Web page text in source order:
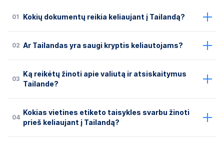
01 Kokių dokumentų reikia keliaujant į Tailandą?
02 Ar Tailandas yra saugi kryptis keliautojams?
03
Ką reikėtų žinoti apie valiutą ir atsiskaitymus
Tailande?
04
Kokias vietines etiketo taisykles svarbu žinoti
prieš keliaujant į Tailandą?